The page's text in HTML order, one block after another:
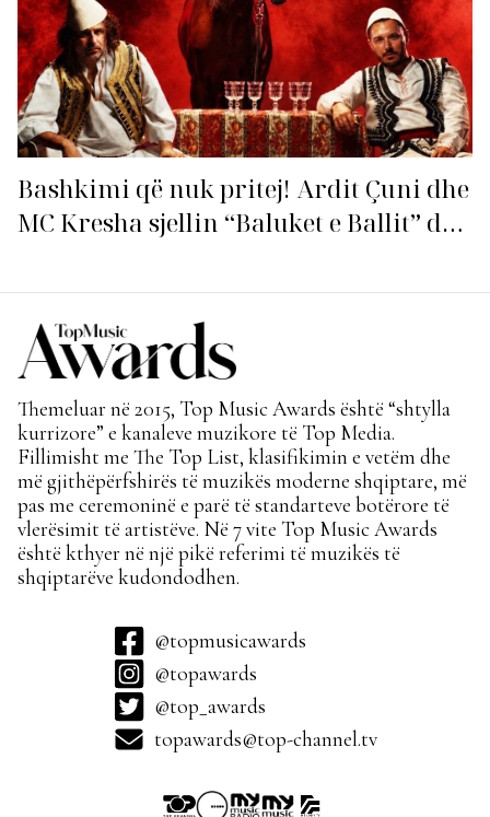
Bashkimi që nuk pritej! Ardit Çuni dhe
MC Kresha sjellin “Baluket e Ballit” dhe
Themeluar në 2015, Top Music Awards është “shtylla
kurrizore” e kanaleve muzikore të Top Media.
Fillimisht me The Top List, klasifikimin e vetëm dhe
më gjithëpërfshirës të muzikës moderne shqiptare, më
pas me ceremoninë e parë të standarteve botërore të
vlerësimit të artistëve. Në 7 vite Top Music Awards
është kthyer në një pikë referimi të muzikës të
shqiptarëve kudondodhen.
@topmusicawards
@topawards
@top_awards
topawards@top-channel.tv